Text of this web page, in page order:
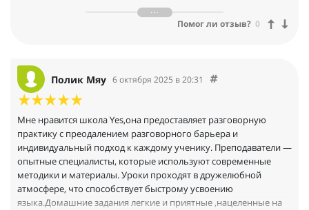
уверенно. Отдельно хочется отметить её умение
мотивировать и поддерживать интерес к изучению языка. С
Помог ли отзыв? 0
Полик Мяу 6 октября 2025 в 20:31
Мне нравится школа Yes,она предоставляет разговорную
практику с преодалением разговорного барьера и
индивидуальный подход к каждому ученику. Преподаватели —
опытные специалисты, которые используют современные
методики и материалы. Уроки проходят в дружелюбной
атмосфере, что способствует быстрому усвоению
языка.Домашние задания легкие и приятные ,нацеленные на